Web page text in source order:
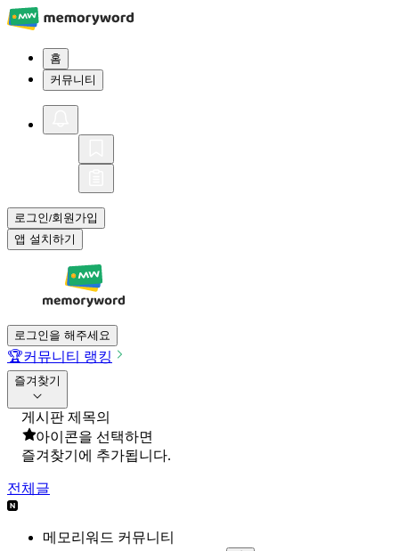
홈
커뮤니티
로그인/회원가입
앱 설치하기
로그인을 해주세요
🏆커뮤니티 랭킹
즐겨찾기
게시판 제목의
아이콘을 선택하면
즐겨찾기에 추가됩니다.
전체글
메모리워드 커뮤니티